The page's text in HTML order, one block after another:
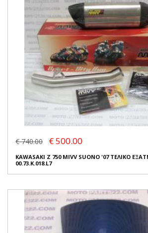
€ 740.00 € 500.00
KAWASAKI Z 750 MIVV SUONO '07 ΤΕΛΙΚΟ
00.73.K.018.L7